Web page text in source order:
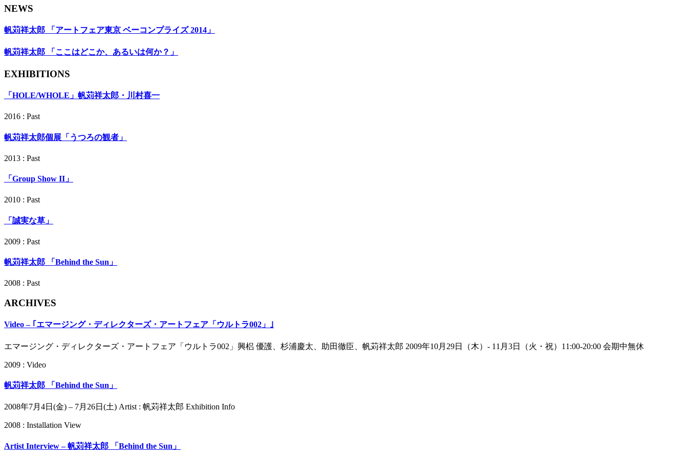
NEWS
帆苅祥太郎 「アートフェア東京 ベーコンプライズ 2014」
帆苅祥太郎 「ここはどこか、あるいは何か？」
EXHIBITIONS
「HOLE/WHOLE」帆苅祥太郎・川村喜一
2016 : Past
帆苅祥太郎個展「うつろの観者」
2013 : Past
「Group Show II」
2010 : Past
「誠実な草」
2009 : Past
帆苅祥太郎 「Behind the Sun」
2008 : Past
ARCHIVES
Video – ｢エマージング・ディレクターズ・アートフェア「ウルトラ002」｣
エマージング・ディレクターズ・アートフェア「ウルトラ002」興梠 優護、杉浦慶太、助田徹臣、帆苅祥太郎 2009年10月29日（木）- 11月3日（火・祝）11:00-20:00 会期中無休
2009 : Video
帆苅祥太郎 「Behind the Sun」
2008年7月4日(金) – 7月26日(土) Artist : 帆苅祥太郎 Exhibition Info
2008 : Installation View
Artist Interview – 帆苅祥太郎 「Behind the Sun」